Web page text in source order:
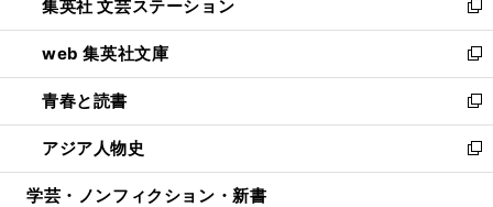
く
ィ
ン
ド
ウ
で
開
く
い
ウ
ィ
ン
ド
ウ
で
開
集英社 文芸ステーション
新
し
い
ウ
ィ
ン
ド
ウ
web 集英社文庫
新
し
い
ウ
ィ
ン
青春と読書
新
し
い
ウ
アジア人物史
新
し
学芸・ノンフィクション・新書